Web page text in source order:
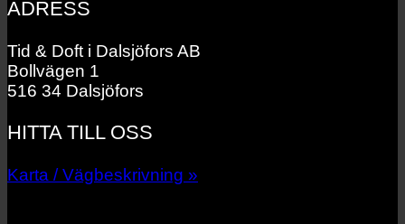
ADRESS
Tid & Doft i Dalsjöfors AB
Bollvägen 1
516 34 Dalsjöfors
HITTA TILL OSS
Karta / Vägbeskrivning »